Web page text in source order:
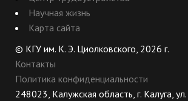
Научная жизнь
Карта сайта
© КГУ им. К. Э. Циолковского, 2026 г.
Контакты
Политика конфиденциальности
248023, Калужская область, г. Калуга,